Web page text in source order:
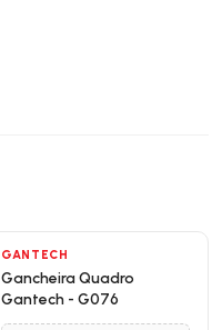
GANTECH
Gancheira Quadro
Gantech - G076